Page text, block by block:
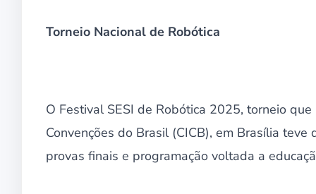
Torneio Nacional de Robótica
O Festival SESI de Robótica 2025, torneio
Convenções do Brasil (CICB), em Brasília
provas finais e programação voltada a